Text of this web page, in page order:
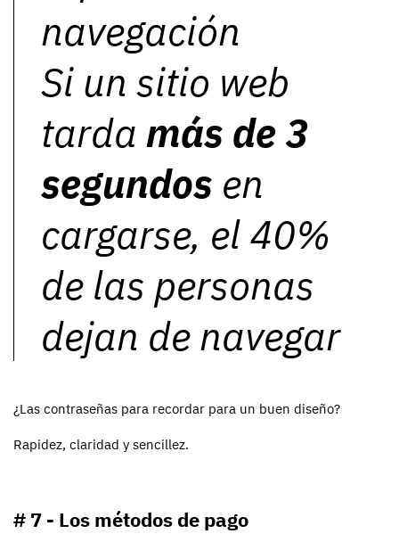
navegación
Si un sitio web
tarda más de 3
segundos en
cargarse, el 40%
de las personas
dejan de navegar
¿Las contraseñas para recordar para un buen diseño?
Rapidez, claridad y sencillez.
# 7 - Los métodos de pago